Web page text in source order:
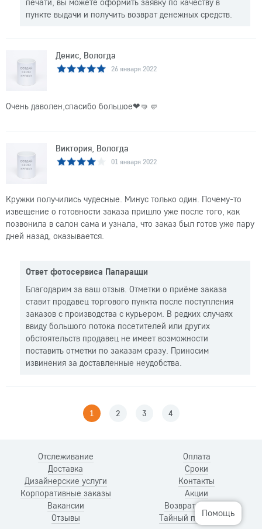
Помощь
пункте выдачи и получить возврат денежных средств.
Денис, Вологда
26 января 2022
Очень даволен,спасибо большое❤🤜🤛
Виктория, Вологда
01 января 2022
Кружки получились чудесные. Минус только один. Почему-то
извещение о готовности заказа пришло уже после того, как
позвонила в салон сама и узнала, что заказ был готов уже пару
дней назад, оказывается.
Ответ фотосервиса Папарацци
Благодарим за ваш отзыв. Отметки о приёме заказа
ставит продавец торгового пункта после поступления
заказов с производства с курьером. В редких случаях
ввиду большого потока посетителей или других
обстоятельств продавец не имеет возможности
поставить отметки по заказам сразу. Приносим
извинения за доставленные неудобства.
1 2 3 4
Отслеживание
Доставка
Оплата
Сроки
Дизайнерские услуги
Корпоративные заказы
Контакты
Акции
Вакансии
Отзывы
Возврат и обмен
Тайный покупатель